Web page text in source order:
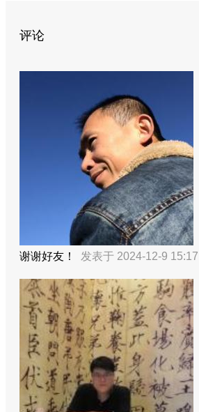
评论
谢谢好友！ 发表于 2024-12-9 15:17